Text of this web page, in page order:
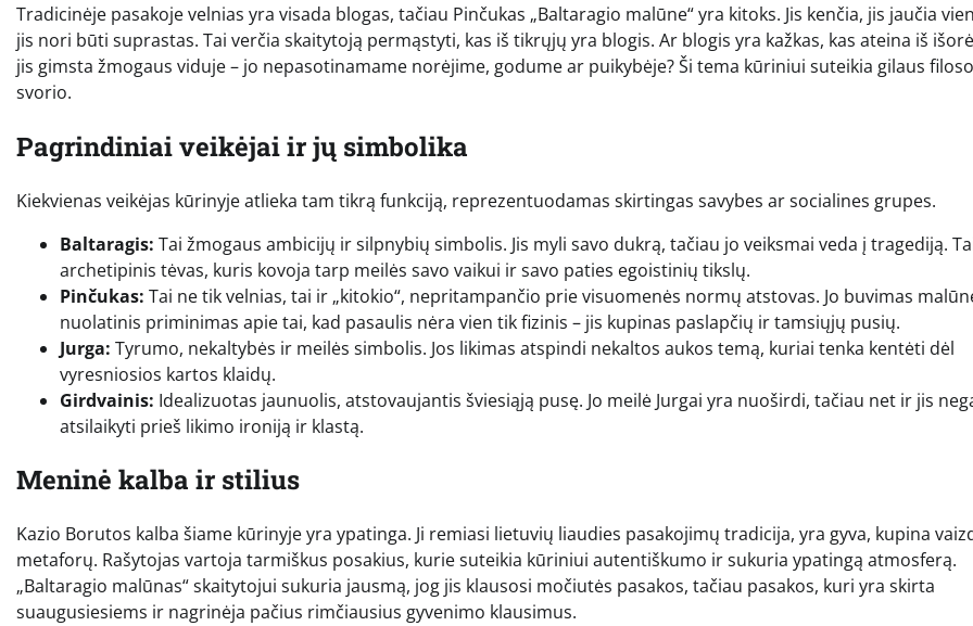
Tradicinėje pasakoje velnias yra visada blogas, tačiau Pinčukas „Baltaragio malūne“ yra kitoks. Jis kenčia, jis jaučia
jis nori būti suprastas. Tai verčia skaitytoją permąstyti, kas iš tikrųjų yra blogis. Ar blogis yra kažkas, kas ateina iš
jis gimsta žmogaus viduje – jo nepasotinamame norėjime, godume ar puikybėje? Ši tema kūriniui suteikia gilaus
svorio.
Pagrindiniai veikėjai ir jų simbolika
Kiekvienas veikėjas kūrinyje atlieka tam tikrą funkciją, reprezentuodamas skirtingas savybes ar socialines grupes.
Baltaragis: Tai žmogaus ambicijų ir silpnybių simbolis. Jis myli savo dukrą, tačiau jo veiksmai veda į tragediją.
archetipinis tėvas, kuris kovoja tarp meilės savo vaikui ir savo paties egoistinių tikslų.
Pinčukas: Tai ne tik velnias, tai ir „kitokio“, nepritampančio prie visuomenės normų atstovas. Jo buvimas
nuolatinis priminimas apie tai, kad pasaulis nėra vien tik fizinis – jis kupinas paslapčių ir tamsiųjų pusių.
Jurga: Tyrumo, nekaltybės ir meilės simbolis. Jos likimas atspindi nekaltos aukos temą, kuriai tenka kentėti dėl
vyresniosios kartos klaidų.
Girdvainis: Idealizuotas jaunuolis, atstovaujantis šviesiąją pusę. Jo meilė Jurgai yra nuoširdi, tačiau net ir jis
atsilaikyti prieš likimo ironiją ir klastą.
Meninė kalba ir stilius
Kazio Borutos kalba šiame kūrinyje yra ypatinga. Ji remiasi lietuvių liaudies pasakojimų tradicija, yra gyva, kupina
metaforų. Rašytojas vartoja tarmiškus posakius, kurie suteikia kūriniui autentiškumo ir sukuria ypatingą atmosferą.
„Baltaragio malūnas“ skaitytojui sukuria jausmą, jog jis klausosi močiutės pasakos, tačiau pasakos, kuri yra skirta
suaugusiesiems ir nagrinėja pačius rimčiausius gyvenimo klausimus.